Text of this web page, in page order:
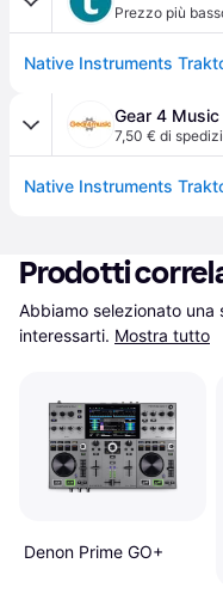
Prezzo più
Native Instruments
Gear 4 Music
7,50 € di
Prodotti
Abbiamo selezionato
interessarti. Mostra tutto
Denon Prime GO+